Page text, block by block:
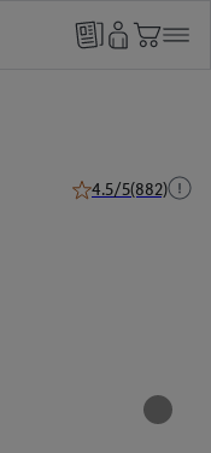
4.5/5(882)